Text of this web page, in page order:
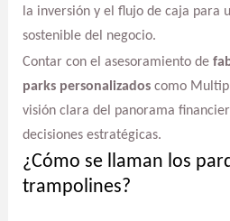
la inversión y el flujo de caja para
sostenible del negocio.
Contar con el asesoramiento de
parks personalizadoscomo
visión clara del panorama
decisiones estratégicas.
¿Cómo se llaman los
trampolines?